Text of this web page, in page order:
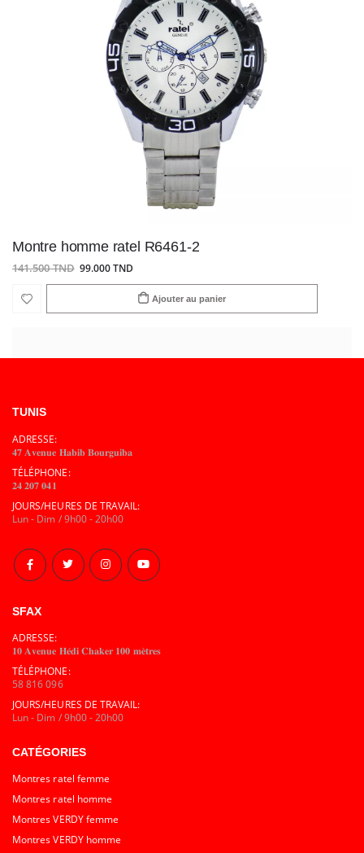
Montre homme ratel R6461-2
141.500 TND 99.000 TND
Ajouter au panier
TUNIS
ADRESSE:
𝟒𝟕 𝐀𝐯𝐞𝐧𝐮𝐞 𝐇𝐚𝐛𝐢𝐛 𝐁𝐨𝐮𝐫𝐠𝐮𝐢𝐛𝐚
TÉLÉPHONE:
𝟐𝟒 𝟐𝟎𝟕 𝟎𝟒𝟏
JOURS/HEURES DE TRAVAIL:
Lun - Dim / 9h00 - 20h00
SFAX
ADRESSE:
𝟏𝟎 𝐀𝐯𝐞𝐧𝐮𝐞 𝐇𝐞́𝐝𝐢 𝐂𝐡𝐚𝐤𝐞𝐫 𝟏𝟎𝟎 𝐦𝐞̀𝐭𝐫𝐞𝐬
TÉLÉPHONE:
58 816 096
JOURS/HEURES DE TRAVAIL:
Lun - Dim / 9h00 - 20h00
CATÉGORIES
Montres ratel femme
Montres ratel homme
Montres VERDY femme
Montres VERDY homme